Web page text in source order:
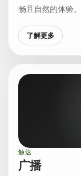
畅且自然的体验。
了解更多
触达
广播